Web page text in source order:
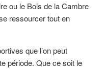
ou le Bois de la Cambre
ressourcer tout en
que l’on peut
période. Que ce soit le